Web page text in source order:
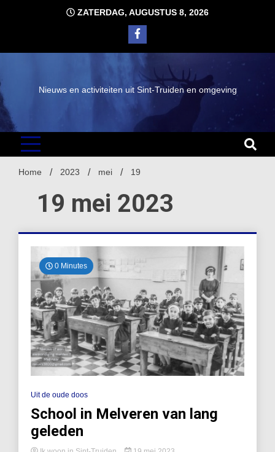
ZATERDAG, AUGUSTUS 8, 2026
Nieuws en activiteiten uit Sint-Truiden en omgeving
Home 2023 mei 19
19 mei 2023
0 Minutes
Uit de oude doos
School in Melveren van lang
geleden